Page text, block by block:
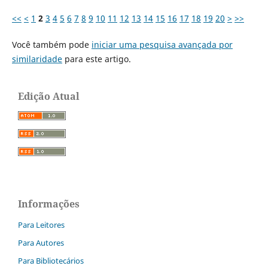
<< < 1 2 3 4 5 6 7 8 9 10 11 12 13 14 15 16 17 18 19 20 > >>
Você também pode iniciar uma pesquisa avançada por
similaridadepara este artigo.
Edição Atual
Informações
Para Leitores
Para Autores
Para Bibliotecários